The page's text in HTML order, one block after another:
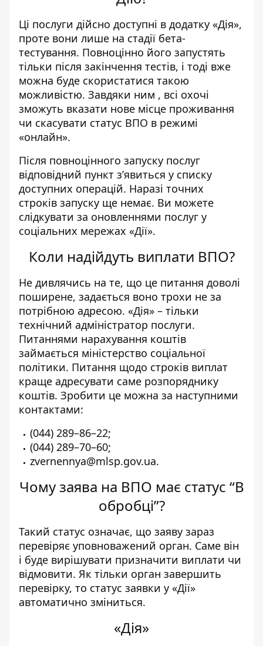
Ці послуги дійсно доступні в додатку «Дія»,
проте вони лише на стадії бета-
тестування. Повноцінно його запустять
тільки після закінчення тестів, і тоді вже
можна буде скористатися такою
можливістю. Завдяки ним , всі охочі
зможуть вказати нове місце проживання
чи скасувати статус ВПО в режимі
«онлайн».
Після повноцінного запуску послуг
відповідний пункт з’явиться у списку
доступних операцій. Наразі точних
строків запуску ще немає. Ви можете
слідкувати за оновленнями послуг у
соціальних мережах «Дії».
Коли надійдуть виплати ВПО?
Не дивлячись на те, що це питання доволі
поширене, задається воно трохи не за
потрібною адресою. «Дія» – тільки
технічний адміністратор послуги.
Питаннями нарахування коштів
займається міністерство соціальної
політики. Питання щодо строків виплат
краще адресувати саме розпоряднику
коштів. Зробити це можна за наступними
контактами:
(044) 289–86–22;
(044) 289–70–60;
zvernennya@mlsp.gov.ua.
Чому заява на ВПО має статус “В
обробці”?
Такий статус означає, що заяву зараз
перевіряє уповноважений орган. Саме він
і буде вирішувати призначити виплати чи
відмовити. Як тільки орган завершить
перевірку, то статус заявки у «Дії»
автоматично зміниться.
«Дія»